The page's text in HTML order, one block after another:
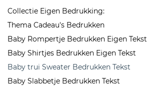
Collectie Eigen Bedrukking:
Thema Cadeau's Bedrukken
Baby Rompertje Bedrukken Eigen Tekst
Baby Shirtjes Bedrukken Eigen Tekst
Baby trui Sweater Bedrukken Tekst
Baby Slabbetje Bedrukken Tekst